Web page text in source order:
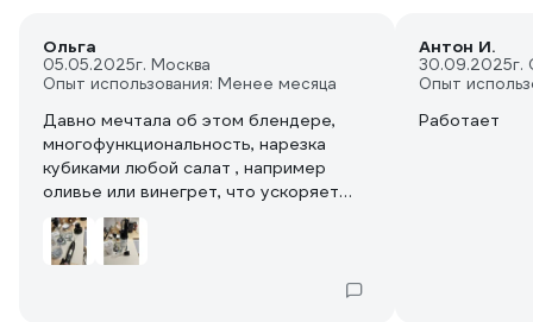
Ольга
05.05.2025г. Москва
Опыт использования: Менее месяца
Давно мечтала об этом блендере,
многофункциональность, нарезка
кубиками любой салат , например
оливье или винегрет, что ускоряет
время приготовления или насадка для
измельчения, взбить для выпечки
белок, натереть морковь, всё за
Антон И.
30.09.2025г.
Опыт
Работает